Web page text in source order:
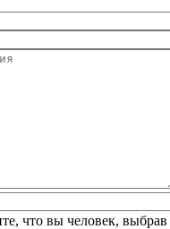
что вы человек, выбрав